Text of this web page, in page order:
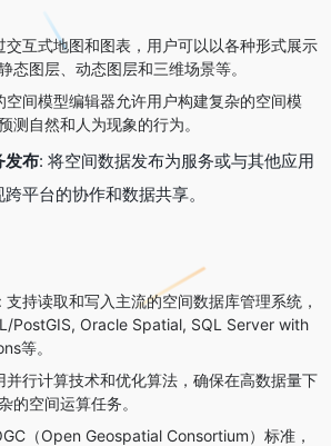
交互式地图和图表，用户可以以各种形式展示
态图层、动态图层和三维场景等。
空间模型编辑器允许用户构建复杂的空间模
测自然和人为现象的行为。
发布: 将空间数据发布为服务或与其他应用
平台的协作和数据共享。
: 支持读取和写入主流的空间数据库管理系统，
PostGIS, Oracle Spatial, SQL Server with
等。
并行计算技术和优化算法，确保在高数据量下
的空间运算任务。
（Open Geospatial Consortium）标准，